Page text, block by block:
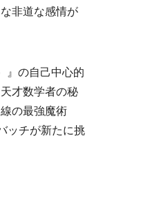
非道な感情が
の自己中心的
才数学者の秘
の最強魔術
ッチが新たに挑